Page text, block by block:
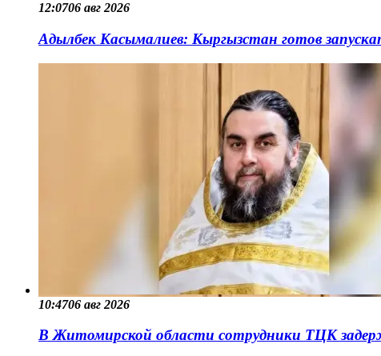
12:0706 авг 2026
Адылбек Касымалиев: Кыргызстан готов
10:4706 авг 2026
В Житомирской области сотрудники ТЦК